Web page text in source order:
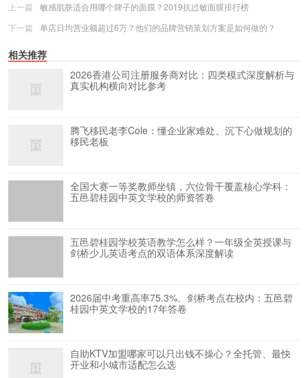
上一篇
敏感肌肤适合用哪个牌子的面膜？2019抗过敏面膜排行榜
下一篇
单店日均营业额超过6万？他们的品牌营销策划方案是如何做的？
相关推荐
2026香港公司注册服务商对比：四类模式深度解析与
真实机构横向对比参考
腾飞移民老李Cole：懂企业家难处、沉下心做规划的
移民老板
全国大赛一等奖教师坐镇，六位骨干覆盖核心学科：
五邑碧桂园中英文学校的师资答卷
五邑碧桂园学校英语教学怎么样？一年级全英授课与
剑桥少儿英语考点的双语体系深度解读
2026届中考重高率75.3%、剑桥考点在校内：五邑碧
桂园中英文学校的17年答卷
自助KTV加盟哪家可以只出钱不操心？全托管、最快
开业和小城市适配怎么选